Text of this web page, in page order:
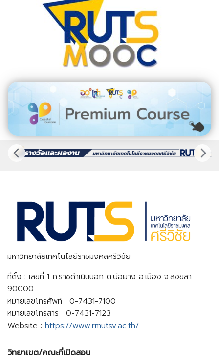
มหาวิทยาลัยเทคโนโลยีราชมงคลศรีวิชัย
ที่ตั้ง : เลขที่ 1 ถ.ราชดำเนินนอก ต.บ่อยาง อ.เมือง จ.สงขลา
90000
หมายเลขโทรศัพท์ : 0-7431-7100
หมายเลขโทรสาร : 0-7431-7123
Website : https://www.rmutsv.ac.th/
วิทยาเขต/คณะที่เปิดสอน​